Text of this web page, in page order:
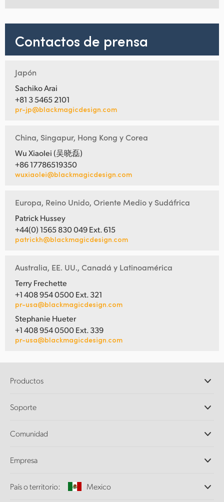
Contactos de prensa
Japón
Sachiko Arai
+81 3 5465 2101
pr-jp@blackmagicdesign.com
China, Singapur, Hong Kong y Corea
Wu Xiaolei (吴晓磊)
+86 17786519350
wuxiaolei@blackmagicdesign.com
Europa, Reino Unido, Oriente Medio y Sudáfrica
Patrick Hussey
+44(0) 1565 830 049 Ext. 615
patrickh@blackmagicdesign.com
Australia, EE. UU., Canadá y Latinoamérica
Terry Frechette
+1 408 954 0500 Ext. 321
pr-usa@blackmagicdesign.com
Stephanie Hueter
+1 408 954 0500 Ext. 339
pr-usa@blackmagicdesign.com
Productos
DaVinci Resolve y Fusion
Ultimatte
Captura y reproducción
Conversión de formatos
Soporte
Centro de soporte técnico
Comunidad
Empresa
Perfil empresarial
País o territorio: Mexico